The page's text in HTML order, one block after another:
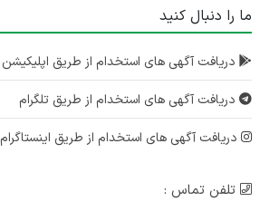
ما را دنبال کنید
دریافت آگهی های استخدام از طریق اپلیکیشن
دریافت آگهی های استخدام از طریق تلگرام
دریافت آگهی های استخدام از طریق اینستاگرام
تلفن تماس :